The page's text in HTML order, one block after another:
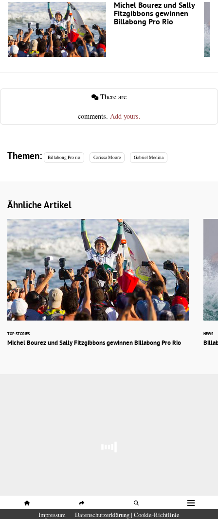
SHARE SUCHE
Michel Bourez und Sally
Fitzgibbons gewinnen
Billabong Pro Rio
comments. Add yours.
Themen: Billabong Pro rio Carissa Moore Gabriel Medina
Ähnliche Artikel
TOP STORIES
Michel Bourez und Sally Fitzgibbons gewinnen Billabong Pro Rio
NEWS
Impressum Datenschutzerklärung | Cookie-Richtlinie